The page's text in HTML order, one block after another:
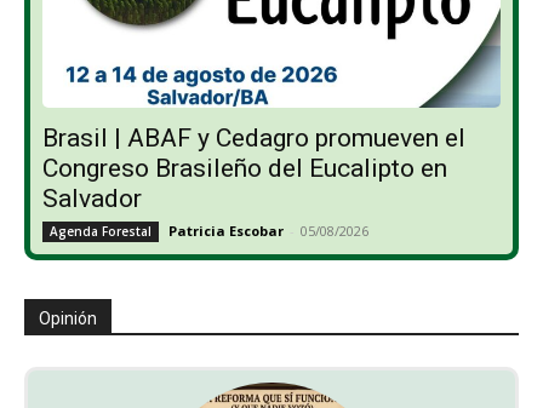
Brasil | ABAF y Cedagro promueven el
Congreso Brasileño del Eucalipto en
Salvador
Agenda Forestal Patricia Escobar - 05/08/2026
Opinión